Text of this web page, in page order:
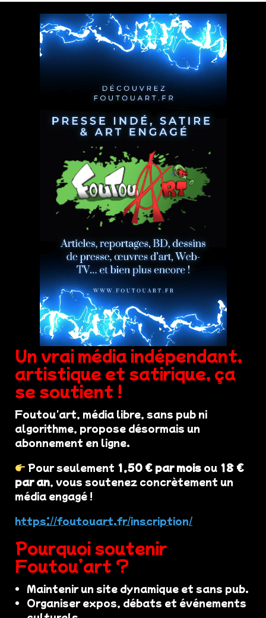
Un vrai média indépendant,
artistique et satirique, ça
se soutient !
Foutou'art, média libre, sans pub ni
algorithme, propose désormais un
abonnement en ligne.
Pour seulement 1,50 € par mois ou 18 €
par an, vous soutenez concrètement un
média engagé !
https://foutouart.fr/inscription/
Pourquoi soutenir
Foutou’art ?
Maintenir un site dynamique et sans pub.
Organiser expos, débats et événements